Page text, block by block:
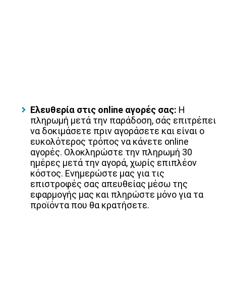
Ελευθερία στις online αγορές σας: Η
πληρωμή μετά την παράδοση, σάς επιτρέπει
να δοκιμάσετε πριν αγοράσετε και είναι ο
ευκολότερος τρόπος να κάνετε online
αγορές. Ολοκληρώστε την πληρωμή 30
ημέρες μετά την αγορά, χωρίς επιπλέον
κόστος. Ενημερώστε μας για τις
επιστροφές σας απευθείας μέσω της
εφαρμογής μας και πληρώστε μόνο για τα
προϊόντα που θα κρατήσετε.